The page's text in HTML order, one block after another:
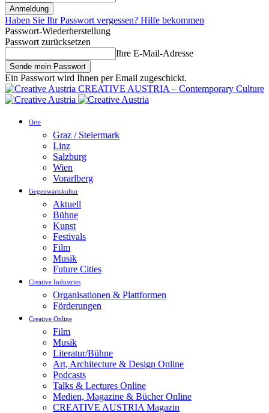
Haben Sie Ihr Passwort vergessen? Hilfe bekommen
Passwort-Wiederherstellung
Passwort zurücksetzen
Ihre E-Mail-Adresse
Ein Passwort wird Ihnen per Email zugeschickt.
CREATIVE AUSTRIA – Contemporary Culture
Orte
Graz / Steiermark
Linz
Salzburg
Wien
Vorarlberg
Gegenwartskultur
Aktuell
Bühne
Kunst
Festivals
Film
Musik
Future Cities
Creative Industries
Organisationen & Plattformen
Förderungen
Creative Online
Film
Musik
Literatur/Bühne
Art, Architecture & Design Online
Podcasts
Talks & Lectures Online
Medien, Magazine & Bücher Online
CREATIVE AUSTRIA Magazin